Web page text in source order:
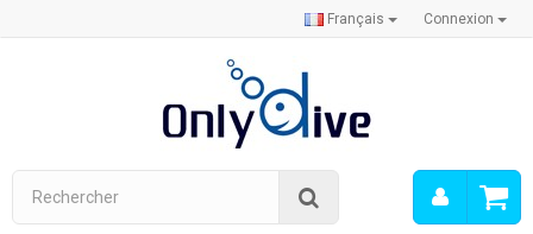
Connexion
Français
Mon